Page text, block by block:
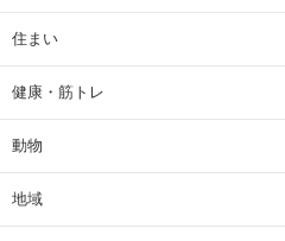
住まい
健康・筋トレ
動物
地域